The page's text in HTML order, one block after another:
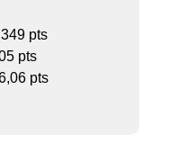
pts
pts
pts